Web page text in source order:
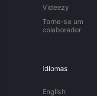
Videezy
Torne-se um
colaborador
Idiomas
English